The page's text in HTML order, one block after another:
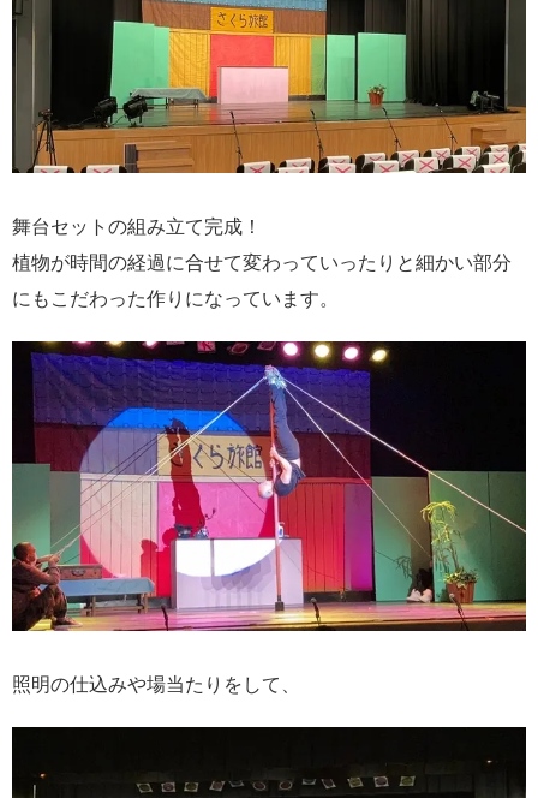
舞台セットの組み立て完成！
植物が時間の経過に合せて変わっていったりと細かい部分
にもこだわった作りになっています。
照明の仕込みや場当たりをして、